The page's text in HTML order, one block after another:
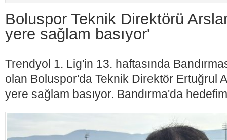
Boluspor Teknik Direktörü
yere sağlam basıyor'
Trendyol 1. Lig'in 13. haftasında
olan Boluspor'da Teknik Direktör Ertuğrul
yere sağlam basıyor. Bandırma'da